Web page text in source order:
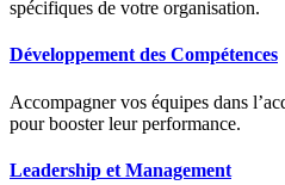
spécifiques de votre organisation.
Développement des Compétences
Accompagner vos équipes dans
pour booster leur performance.
Leadership et Management